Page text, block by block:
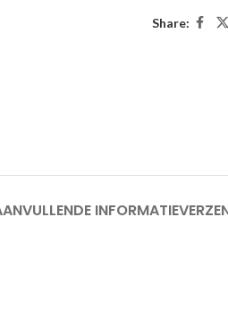
Share:
INFORMATIE